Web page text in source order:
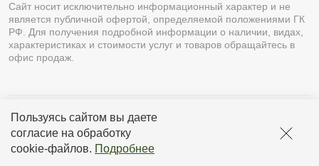
Пользуясь сайтом вы даете
согласие на обработку
cookie-файлов. Подробнее
Сайт носит исключительно информационный характер и не
является публичной офертой, определяемой положениями ГК
РФ. Для получения подробной информации о наличии, видах,
характеристиках и стоимости услуг и товаров обращайтесь в
офис продаж.
Разработка сайтаLukevium
Политика конфиденциальности